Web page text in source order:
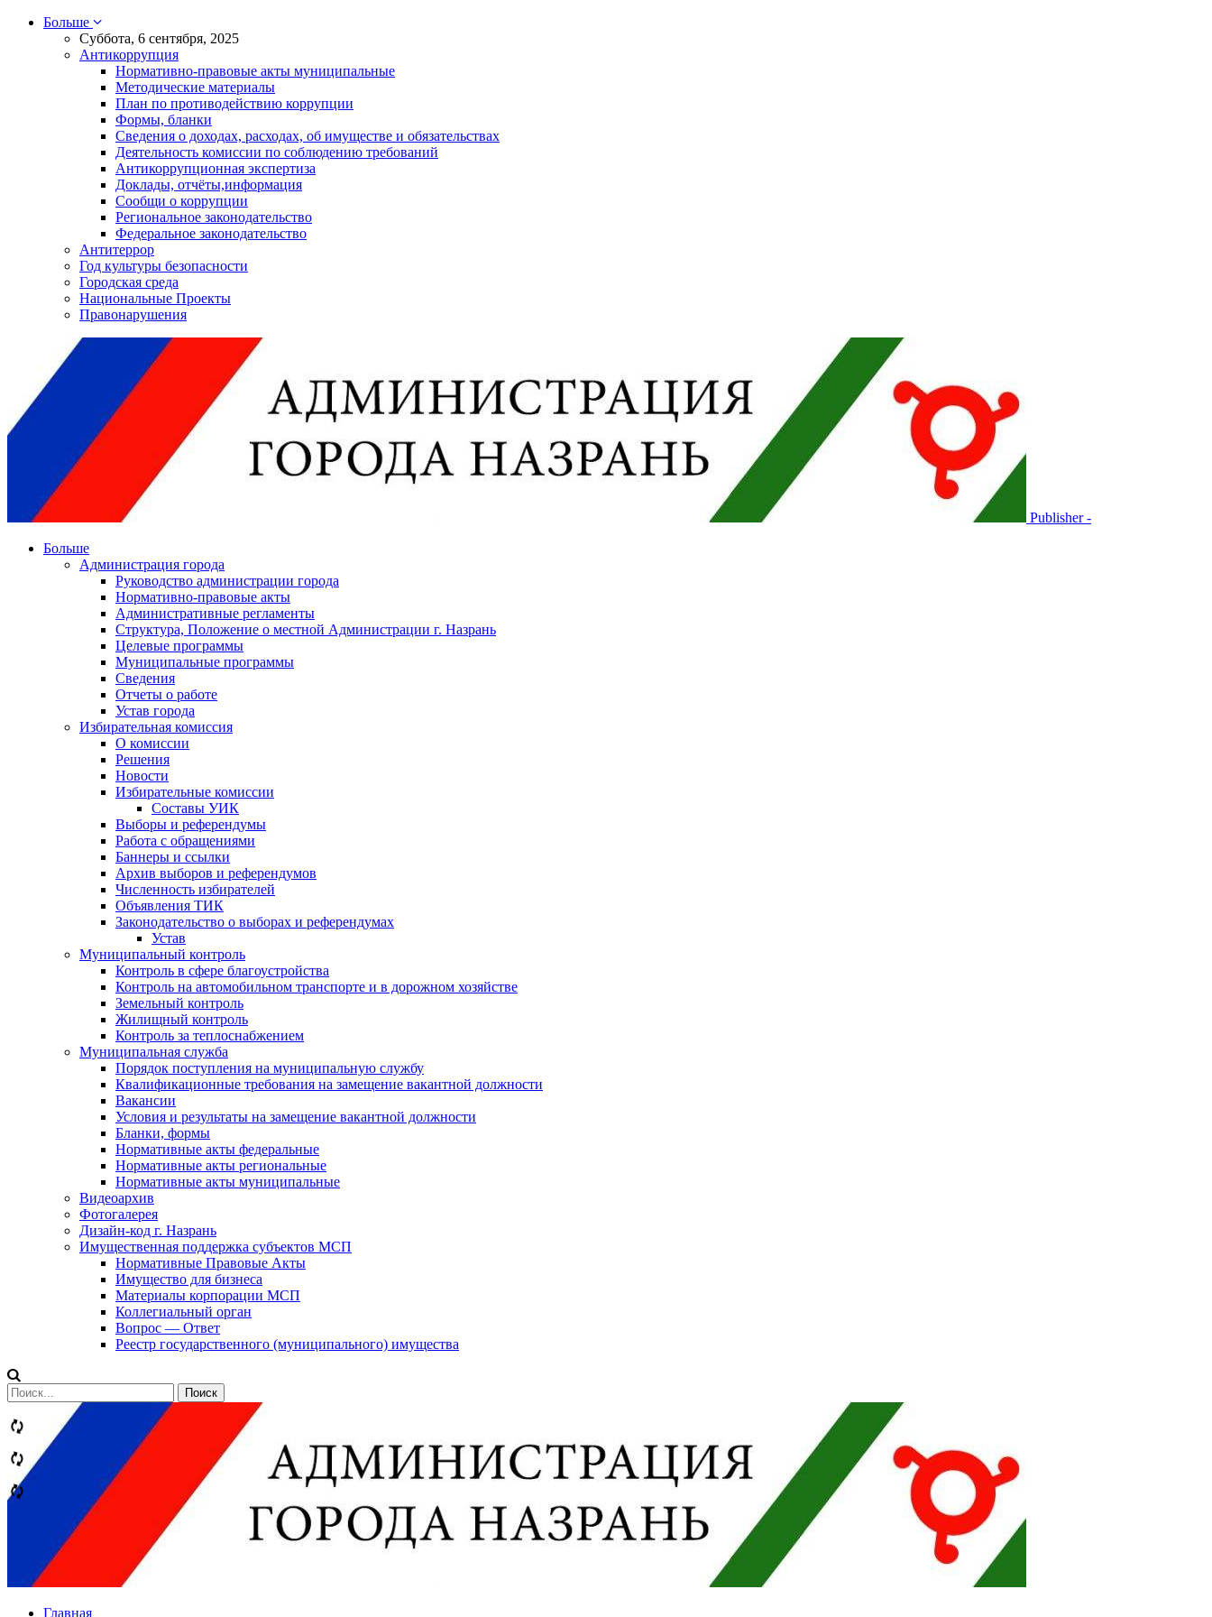
Больше
Суббота, 6 сентября, 2025
Антикоррупция
Нормативно-правовые акты муниципальные
Методические материалы
План по противодействию коррупции
Формы, бланки
Сведения о доходах, расходах, об имуществе и обязательствах
Деятельность комиссии по соблюдению требований
Антикоррупционная экспертиза
Доклады, отчёты,информация
Сообщи о коррупции
Региональное законодательство
Федеральное законодательство
Антитеррор
Год культуры безопасности
Городская среда
Национальные Проекты
Правонарушения
Publisher -
Больше
Администрация города
Руководство администрации города
Нормативно-правовые акты
Административные регламенты
Структура, Положение о местной Администрации г. Назрань
Целевые программы
Муниципальные программы
Сведения
Отчеты о работе
Устав города
Избирательная комиссия
О комиссии
Решения
Новости
Избирательные комиссии
Составы УИК
Выборы и референдумы
Работа с обращениями
Баннеры и ссылки
Архив выборов и референдумов
Численность избирателей
Объявления ТИК
Законодательство о выборах и референдумах
Устав
Муниципальный контроль
Контроль в сфере благоустройства
Контроль на автомобильном транспорте и в дорожном хозяйстве
Земельный контроль
Жилищный контроль
Контроль за теплоснабжением
Муниципальная служба
Порядок поступления на муниципальную службу
Квалификационные требования на замещение вакантной должности
Вакансии
Условия и результаты на замещение вакантной должности
Бланки, формы
Нормативные акты федеральные
Нормативные акты региональные
Нормативные акты муниципальные
Видеоархив
Фотогалерея
Дизайн-код г. Назрань
Имущественная поддержка субъектов МСП
Нормативные Правовые Акты
Имущество для бизнеса
Материалы корпорации МСП
Коллегиальный орган
Вопрос — Ответ
Реестр государственного (муниципального) имущества
Сообщений
категории
Теги
Главная